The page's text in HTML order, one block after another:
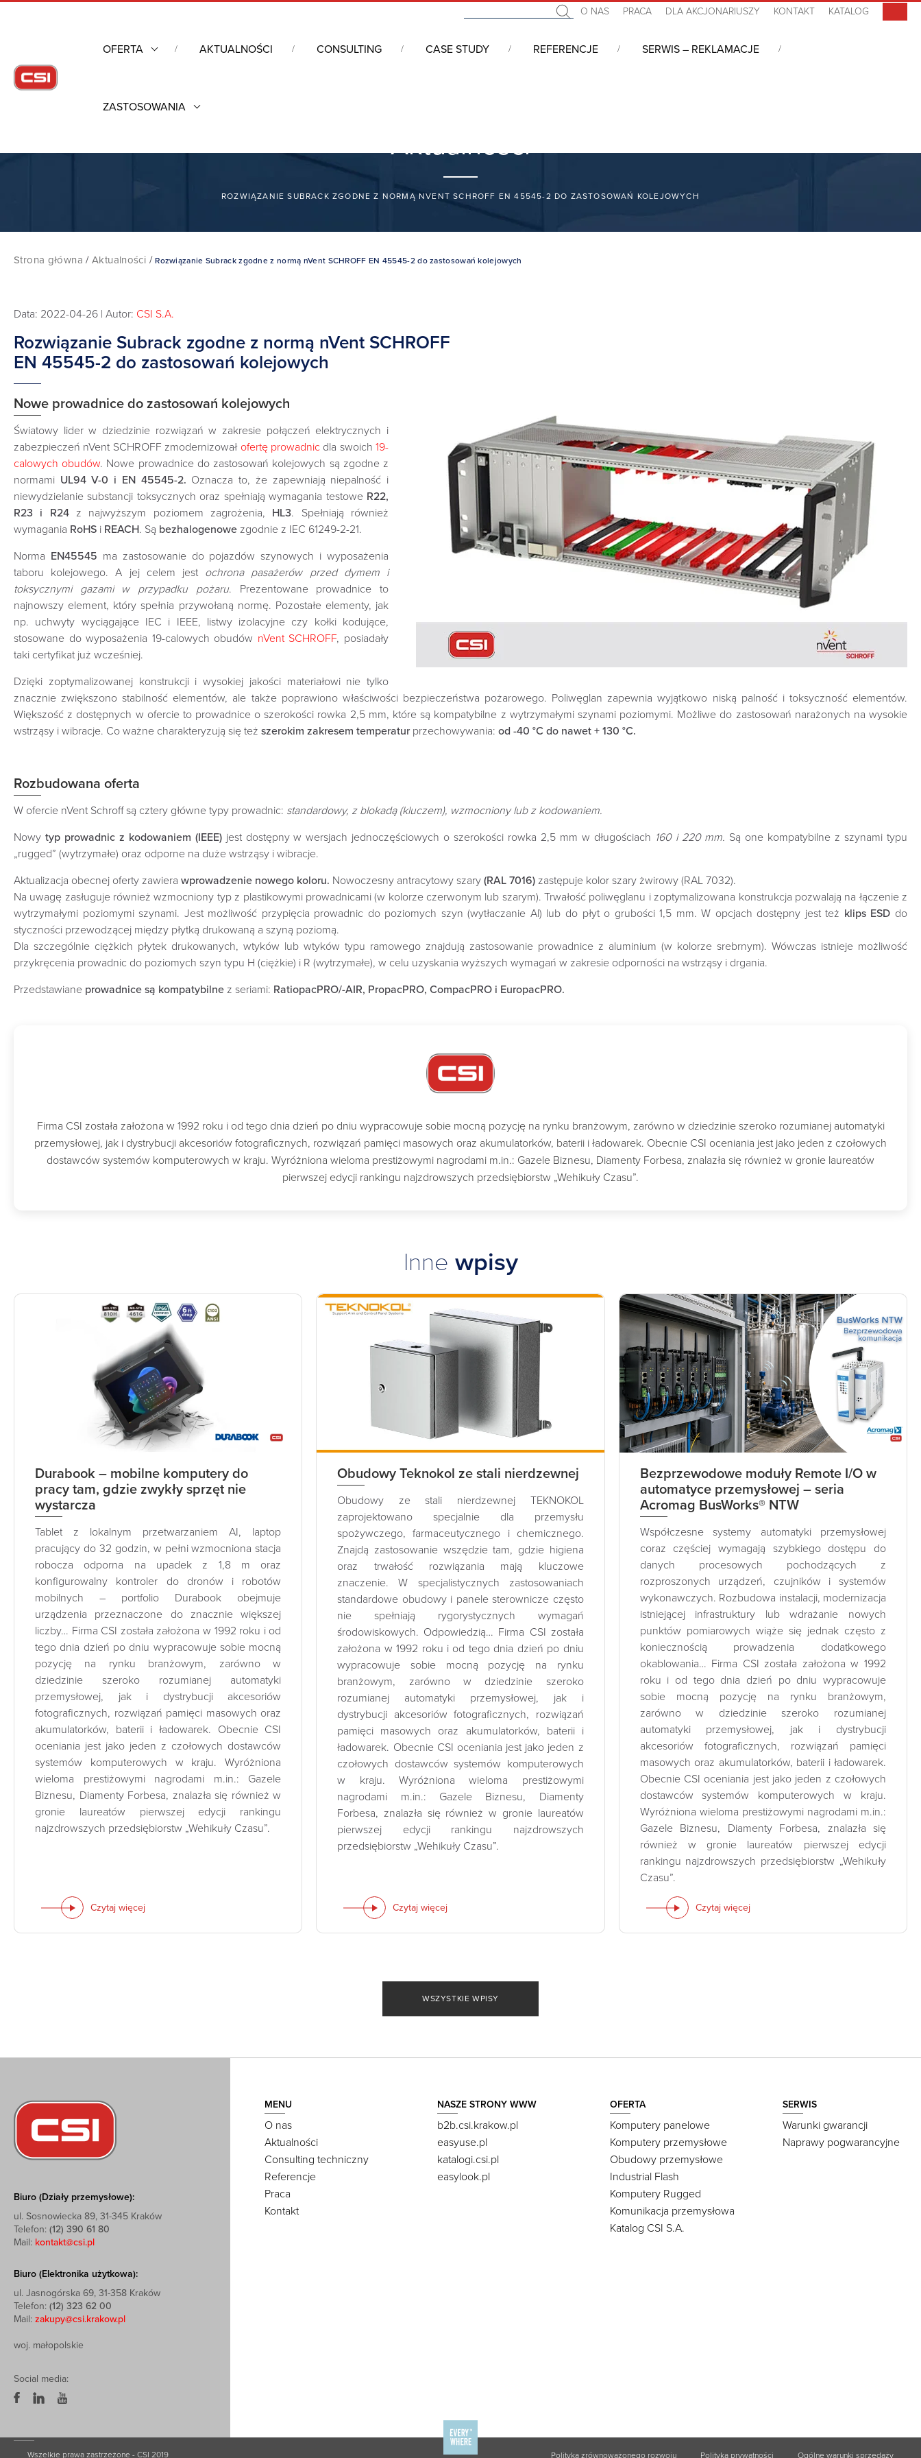
O NAS PRACA DLA AKCJONARIUSZY KONTAKT KATALOG
OFERTA AKTUALNOŚCI CONSULTING CASE STUDY REFERENCJE SERWIS – REKLAMACJE
ZASTOSOWANIA
Aktualności
ROZWIĄZANIE SUBRACK ZGODNE Z NORMĄ NVENT SCHROFF EN 45545-2 DO ZASTOSOWAŃ KOLEJOWYCH‎
Strona główna / Aktualności /Rozwiązanie Subrack zgodne z normą nVent SCHROFF EN 45545-2 do zastosowań kolejowych‎
Data: 2022-04-26 | Autor: CSI S.A.
Rozwiązanie Subrack zgodne z normą nVent SCHROFF
EN 45545-2 do zastosowań kolejowych‎
Nowe prowadnice do zastosowań kolejowych
Światowy lider w dziedzinie rozwiązań w zakresie połączeń elektrycznych i
zabezpieczeń nVent SCHROFF zmodernizował ofertę prowadnicdla swoich 19-
calowych obudów. Nowe prowadnice do zastosowań kolejowych są zgodne z
normami UL94 V-0 i EN 45545-2. Oznacza to, że zapewniają niepalność i
niewydzielanie substancji toksycznych oraz spełniają wymagania testowe R22,
R23 i R24z najwyższym poziomem zagrożenia, HL3. Spełniają również
wymagania RoHS i REACH. Są bezhalogenowe zgodnie z IEC 61249-2-21.‎
Norma EN45545 ma zastosowanie do pojazdów szynowych i wyposażenia
taboru kolejowego. A jej celem jest ochrona pasażerów przed dymem i
toksycznymi gazami w przypadku pożaru. Prezentowane prowadnice to
najnowszy element, który spełnia przywołaną normę. Pozostałe elementy, jak
np. uchwyty wyciągające IEC i IEEE‎, listwy izolacyjne czy kołki kodujące,
stosowane do wyposażenia 19-calowych obudów nVent SCHROFF, posiadały
taki certyfikat już wcześniej.
‎Dzięki zoptymalizowanej konstrukcji i wysokiej jakości materiałowi nie tylko
znacznie zwiększono stabilność elementów, ale także poprawiono właściwości bezpieczeństwa pożarowego. Poliwęglan zapewnia wyjątkowo niską palność i toksyczność elementów.
Większość z dostępnych w ofercie to prowadnice o szerokości rowka 2,5 mm, które są kompatybilne z wytrzymałymi szynami poziomymi. Możliwe do zastosowań narażonych na wysokie
wstrząsy i wibracje. Co ważne charakteryzują się też szerokim zakresem temperatur przechowywania: od -40 °C do nawet + 130 °C‎.
Rozbudowana oferta
W ofercie nVent Schroff są cztery główne typy prowadnic: standardowy, z blokadą (kluczem), wzmocniony lub z kodowaniem.
Nowy typ prowadnic z kodowaniem (IEEE)jest dostępny w wersjach jednoczęściowych o szerokości rowka 2,5 mm w długościach 160 i 220 mm. Są one kompatybilne z szynami typu
„rugged” (wytrzymałe) oraz odporne na duże wstrząsy i wibracje.
Aktualizacja obecnej oferty zawiera wprowadzenie nowego koloru. Nowoczesny antracytowy szary (RAL 7016) zastępuje kolor szary żwirowy (RAL 7032).‎
Na uwagę zasługuje również wzmocniony typ z ‎plastikowymi prowadnicami (w kolorze czerwonym lub szarym). Trwałość poliwęglanu i zoptymalizowana konstrukcja pozwalają na łączenie z
wytrzymałymi poziomymi szynami‎‎. Jest możliwość przypięcia prowadnic do poziomych szyn (wytłaczanie Al) lub do płyt o grubości 1,5 mm‎. W opcjach dostępny jest też klips ESD do
styczności przewodzącej między płytką drukowaną a szyną poziomą.
‎Dla szczególnie ciężkich płytek drukowanych, wtyków lub wtyków typu ramowego znajdują zastosowanie prowadnice z aluminium (w kolorze srebrnym). Wówczas istnieje możliwość
przykręcenia prowadnic do poziomych szyn typu H (ciężkie) i R (wytrzymałe), w celu uzyskania wyższych wymagań w zakresie odporności na wstrząsy i drgania.
Przedstawiane prowadnice są kompatybilne z seriami: RatiopacPRO/-AIR, PropacPRO, CompacPRO i EuropacPRO.‎
Firma CSI została założona w 1992 roku i od tego dnia dzień po dniu wypracowuje sobie mocną pozycję na rynku branżowym, zarówno w dziedzinie szeroko rozumianej automatyki
przemysłowej, jak i dystrybucji akcesoriów fotograficznych, rozwiązań pamięci masowych oraz akumulatorków, baterii i ładowarek. Obecnie CSI oceniania jest jako jeden z czołowych
dostawców systemów komputerowych w kraju. Wyróżniona wieloma prestiżowymi nagrodami m.in.: Gazele Biznesu, Diamenty Forbesa, znalazła się również w gronie laureatów
pierwszej edycji rankingu najzdrowszych przedsiębiorstw „Wehikuły Czasu”.
Inne wpisy
Durabook – mobilne komputery do
pracy tam, gdzie zwykły sprzęt nie
wystarcza
Tablet z lokalnym przetwarzaniem AI, laptop
pracujący do 32 godzin, w pełni wzmocniona stacja
robocza odporna na upadek z 1,8 m oraz
konfigurowalny kontroler do dronów i robotów
mobilnych – portfolio Durabook obejmuje
urządzenia przeznaczone do znacznie większej
liczby… Firma CSI została założona w 1992 roku i od
tego dnia dzień po dniu wypracowuje sobie mocną
pozycję na rynku branżowym, zarówno w
dziedzinie szeroko rozumianej automatyki
przemysłowej, jak i dystrybucji akcesoriów
fotograficznych, rozwiązań pamięci masowych oraz
akumulatorków, baterii i ładowarek. Obecnie CSI
oceniania jest jako jeden z czołowych dostawców
systemów komputerowych w kraju. Wyróżniona
wieloma prestiżowymi nagrodami m.in.: Gazele
Biznesu, Diamenty Forbesa, znalazła się również w
gronie laureatów pierwszej edycji rankingu
najzdrowszych przedsiębiorstw „Wehikuły Czasu”.
Czytaj więcej
Obudowy Teknokol ze stali nierdzewnej
Obudowy ze stali nierdzewnej TEKNOKOL
zaprojektowano specjalnie dla przemysłu
spożywczego, farmaceutycznego i chemicznego.
Znajdą zastosowanie wszędzie tam, gdzie higiena
oraz trwałość rozwiązania mają kluczowe
znaczenie. W specjalistycznych zastosowaniach
standardowe obudowy i panele sterownicze często
nie spełniają rygorystycznych wymagań
środowiskowych. Odpowiedzią… Firma CSI została
założona w 1992 roku i od tego dnia dzień po dniu
wypracowuje sobie mocną pozycję na rynku
branżowym, zarówno w dziedzinie szeroko
rozumianej automatyki przemysłowej, jak i
dystrybucji akcesoriów fotograficznych, rozwiązań
pamięci masowych oraz akumulatorków, baterii i
ładowarek. Obecnie CSI oceniania jest jako jeden z
czołowych dostawców systemów komputerowych
w kraju. Wyróżniona wieloma prestiżowymi
nagrodami m.in.: Gazele Biznesu, Diamenty
Forbesa, znalazła się również w gronie laureatów
pierwszej edycji rankingu najzdrowszych
przedsiębiorstw „Wehikuły Czasu”.
Czytaj więcej
Bezprzewodowe moduły Remote I/O w
automatyce przemysłowej – seria
Acromag BusWorks® NTW
Współczesne systemy automatyki przemysłowej
coraz częściej wymagają szybkiego dostępu do
danych procesowych pochodzących z
rozproszonych urządzeń, czujników i systemów
wykonawczych. Rozbudowa instalacji, modernizacja
istniejącej infrastruktury lub wdrażanie nowych
punktów pomiarowych wiąże się jednak często z
koniecznością prowadzenia dodatkowego
okablowania… Firma CSI została założona w 1992
roku i od tego dnia dzień po dniu wypracowuje
sobie mocną pozycję na rynku branżowym,
zarówno w dziedzinie szeroko rozumianej
automatyki przemysłowej, jak i dystrybucji
akcesoriów fotograficznych, rozwiązań pamięci
masowych oraz akumulatorków, baterii i ładowarek.
Obecnie CSI oceniania jest jako jeden z czołowych
dostawców systemów komputerowych w kraju.
Wyróżniona wieloma prestiżowymi nagrodami m.in.:
Gazele Biznesu, Diamenty Forbesa, znalazła się
również w gronie laureatów pierwszej edycji
rankingu najzdrowszych przedsiębiorstw „Wehikuły
Czasu”.
Czytaj więcej
WSZYSTKIE WPISY
Biuro (Działy przemysłowe):
ul. Sosnowiecka 89, 31-345 Kraków
Telefon: (12) 390 61 80
Mail: kontakt@csi.pl
Biuro (Elektronika użytkowa):
ul. Jasnogórska 69, 31-358 Kraków
Telefon: (12) 323 62 00
Mail: zakupy@csi.krakow.pl
woj. małopolskie
Social media:
MENU
O nas
Aktualności
Consulting techniczny
Referencje
Praca
Kontakt
NASZE STRONY WWW
b2b.csi.krakow.pl
easyuse.pl
katalogi.csi.pl
easylook.pl
OFERTA
Komputery panelowe
Komputery przemysłowe
Obudowy przemysłowe
Industrial Flash
Komputery Rugged
Komunikacja przemysłowa
Katalog CSI S.A.
SERWIS
Warunki gwarancji
Naprawy pogwarancyjne
Wszelkie prawa zastrzeżone - CSI 2019 Polityka zrównoważonego rozwoju Polityka prywatności Ogólne warunki sprzedaży